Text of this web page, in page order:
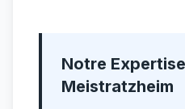
Notre
Meistratzheim